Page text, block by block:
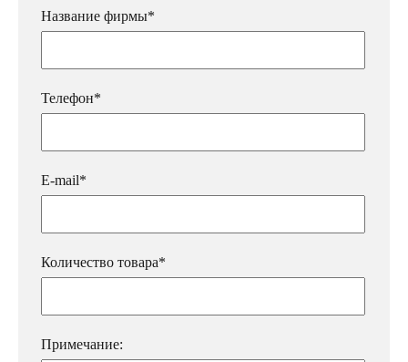
Название фирмы*
Телефон*
E-mail*
Количество товара*
Примечание: